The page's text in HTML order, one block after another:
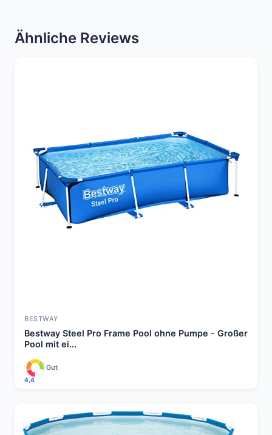
Ähnliche Reviews
BESTWAY
Bestway Steel Pro Frame Pool ohne Pumpe - Großer
Pool mit ei...
4,4
Gut